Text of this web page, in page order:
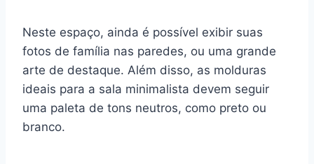
Neste espaço, ainda é possível exibir suas
fotos de família nas paredes, ou uma grande
arte de destaque. Além disso, as molduras
ideais para a sala minimalista devem seguir
uma paleta de tons neutros, como preto ou
branco.